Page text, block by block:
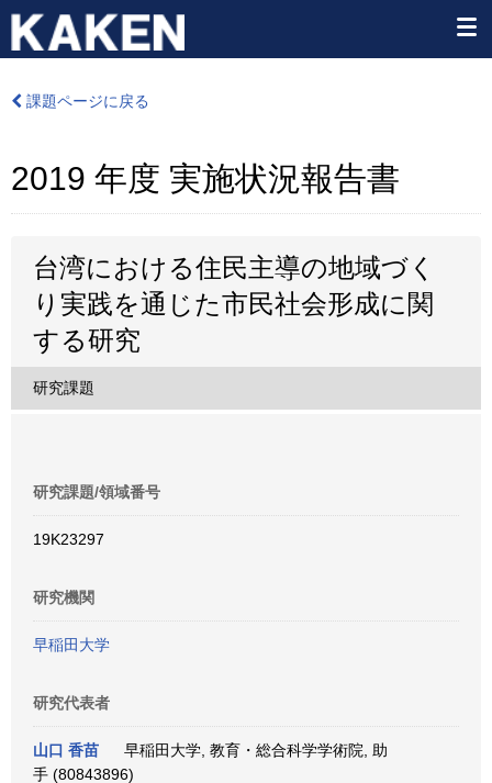
課題ページに戻る
2019 年度 実施状況報告書
台湾における住民主導の地域づく
り実践を通じた市民社会形成に関
する研究
研究課題
研究課題/領域番号
19K23297
研究機関
早稲田大学
研究代表者
山口 香苗
早稲田大学, 教育・総合科学学術院, 助
手 (80843896)